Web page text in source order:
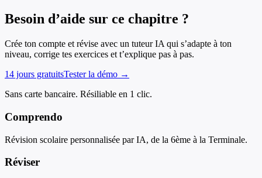
Besoin d’aide sur ce chapitre ?
Crée ton compte et révise avec un tuteur IA qui s’adapte à ton
niveau, corrige tes exercices et t’explique pas à pas.
14 jours gratuitsTester la démo →
Sans carte bancaire. Résiliable en 1 clic.
Comprendo
Révision scolaire personnalisée par IA, de la 6ème à la Terminale.
Réviser